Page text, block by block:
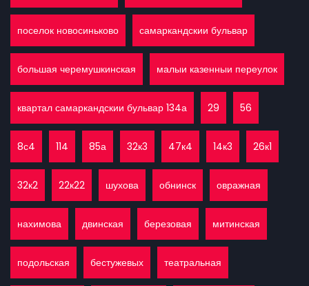
поселок новосиньково самаркандскии бульвар
большая черемушкинская малыи казенныи переулок
квартал самаркандскии бульвар 134а 29 56
8с4 114 85а 32к3 47к4 14к3 26к1
32к2 22к22 шухова обнинск овражная
нахимова двинская березовая митинская
подольская бестужевых театральная